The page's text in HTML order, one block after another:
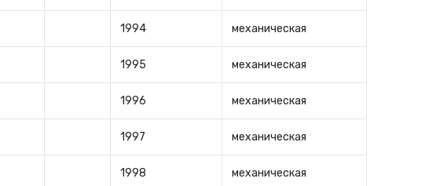
1994 механическая
1995 механическая
1996 механическая
1997 механическая
1998 механическая